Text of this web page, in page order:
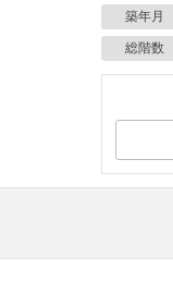
築年月
総階数